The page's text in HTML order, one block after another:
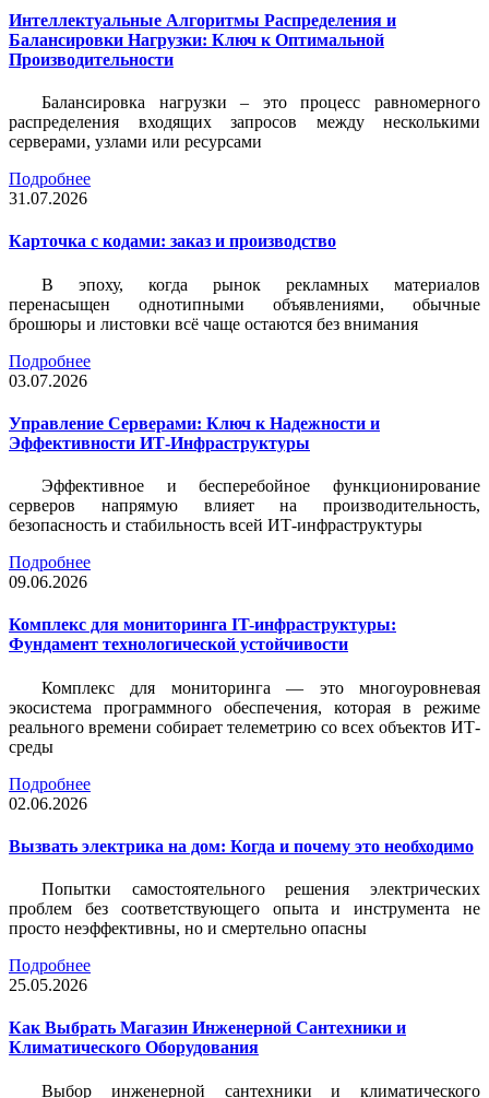
Интеллектуальные Алгоритмы Распределения и
Балансировки Нагрузки: Ключ к Оптимальной
Производительности
Балансировка нагрузки – это процесс равномерного
распределения входящих запросов между несколькими
серверами, узлами или ресурсами
Подробнее
31.07.2026
Карточка c кодами: заказ и производство
В эпоху, когда рынок рекламных материалов
перенасыщен однотипными объявлениями, обычные
брошюры и листовки всё чаще остаются без внимания
Подробнее
03.07.2026
Управление Серверами: Ключ к Надежности и
Эффективности ИТ-Инфраструктуры
Эффективное и бесперебойное функционирование
серверов напрямую влияет на производительность,
безопасность и стабильность всей ИТ-инфраструктуры
Подробнее
09.06.2026
Комплекс для мониторинга IT-инфраструктуры:
Фундамент технологической устойчивости
Комплекс для мониторинга — это многоуровневая
экосистема программного обеспечения, которая в режиме
реального времени собирает телеметрию со всех объектов ИТ-
среды
Подробнее
02.06.2026
Вызвать электрика на дом: Когда и почему это необходимо
Попытки самостоятельного решения электрических
проблем без соответствующего опыта и инструмента не
просто неэффективны, но и смертельно опасны
Подробнее
25.05.2026
Как Выбрать Магазин Инженерной Сантехники и
Климатического Оборудования
Выбор инженерной сантехники и климатического